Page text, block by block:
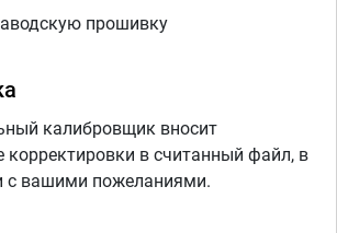
прошивку
калибровщик вносит
корректировки в считанный файл, в
с вашими пожеланиями.